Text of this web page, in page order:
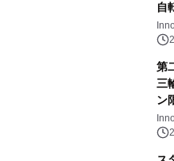
自
第
三
ン
開